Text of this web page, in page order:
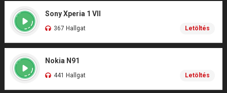
Sony Xperia 1 VII
367 Hallgat Letöltés
Nokia N91
441 Hallgat Letöltés